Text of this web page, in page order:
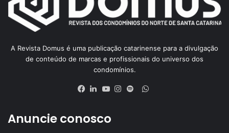
A Revista Domus é uma publicação catarinense para a divulgação
de conteúdo de marcas e profissionais do universo dos
condomínios.
WhatsApp
Anuncie conosco